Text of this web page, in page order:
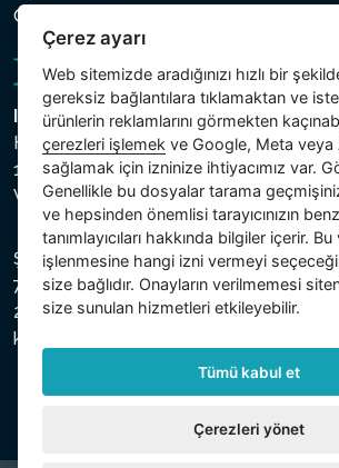
Çerez ayarı
Intex Trading, s.r.o.
Hradecká 2526/3
130 00 Praha 3
Vinohrady - Česká republika
Şirket, Prag Şehir Mahkemesi Ticaret
74759 numaralı dosya altında, Vergi
26150808 ve KDV Numarası (DIČ)
kayıtlıdır.
Çerez ayarı
Web sitemizde aradığınızı hızlı bir
gereksiz bağlantılara tıklamaktan ve
ürünlerin reklamlarını görmekten
çerezleri işlemek ve Google, Meta veya
sağlamak için izninize ihtiyacımız var.
Genellikle bu dosyalar tarama
ve hepsinden önemlisi tarayıcınızın
tanımlayıcıları hakkında bilgiler içerir.
işlenmesine hangi izni vermeyi
size bağlıdır. Onayların verilmemesi
size sunulan hizmetleri etkileyebilir.
Tümü kabul et
Çerezleri yönet